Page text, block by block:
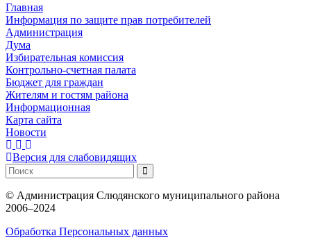
Главная
Информация по защите прав потребителей
Администрация
Дума
Избирательная комиссия
Контрольно-счетная палата
Бюджет для граждан
Жителям и гостям района
Информационная
Карта сайта
Новости
Версия для слабовидящих
© Администрация Слюдянского муниципального района
2006–2024
Обработка Персональных данных